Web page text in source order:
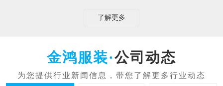
了解更多
公司动态